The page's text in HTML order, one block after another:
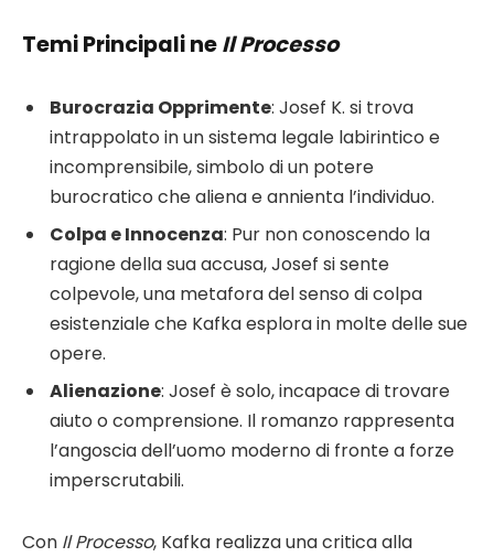
Temi Principali neIl Processo
Burocrazia Opprimente: Josef K. si trova
intrappolato in un sistema legale labirintico e
incomprensibile, simbolo di un potere
burocratico che aliena e annienta l’individuo.
Colpa e Innocenza: Pur non conoscendo la
ragione della sua accusa, Josef si sente
colpevole, una metafora del senso di colpa
esistenziale che Kafka esplora in molte delle sue
opere.
Alienazione: Josef è solo, incapace di trovare
aiuto o comprensione. Il romanzo rappresenta
l’angoscia dell’uomo moderno di fronte a forze
imperscrutabili.
Con Il Processo, Kafka realizza una critica alla